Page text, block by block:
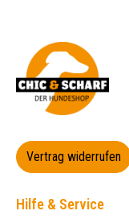
Vertrag widerrufen
Hilfe & Service